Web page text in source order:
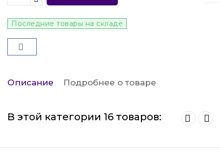
Последние товары на складе
Описание Подробнее о товаре
В этой категории 16 товаров: